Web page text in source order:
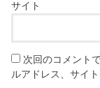
サイト
次回のコメント
ルアドレス、サイト